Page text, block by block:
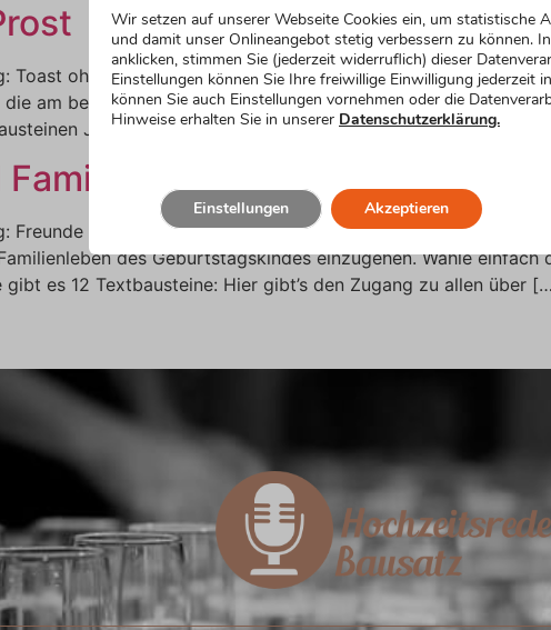
Toast ohne Prost Hier findest du Formulierungsvorschläge für
am besten zu dir und zu deiner Rede passt. In dieser
Jetzt anmelden Noch […]
Freunde und Familie Hier findest du Formulierungsvorschläge,
des Geburtstagskindes einzugehen. Wähle
es 12 Textbausteine: Hier gibt’s den Zugang zu allen über
Wir setzen auf unserer Webseite Cookies ein, um statistische
und damit unser Onlineangebot stetig verbessern zu können.
anklicken, stimmen Sie (jederzeit widerruflich) dieser
Einstellungen können Sie Ihre freiwillige Einwilligung jederzeit
können Sie auch Einstellungen vornehmen oder die
Hinweise erhalten Sie in unserer Datenschutzerklärung.
Akzeptieren
Einstellungen